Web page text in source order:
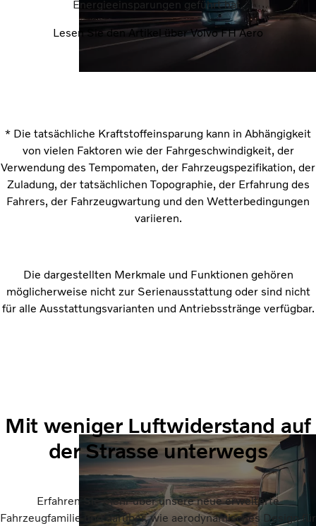
Energieeinsparungen geführt hat.
Lesen Sie den Artikel über Volvo FH Aero
* Die tatsächliche Kraftstoffeinsparung kann in Abhängigkeit
von vielen Faktoren wie der Fahrgeschwindigkeit, der
Verwendung des Tempomaten, der Fahrzeugspezifikation, der
Zuladung, der tatsächlichen Topographie, der Erfahrung des
Fahrers, der Fahrzeugwartung und den Wetterbedingungen
variieren.
Die dargestellten Merkmale und Funktionen gehören
möglicherweise nicht zur Serienausstattung oder sind nicht
für alle Ausstattungsvarianten und Antriebsstränge verfügbar.
Mit weniger Luftwiderstand auf
der Strasse unterwegs
Erfahren Sie mehr über unsere neue erweiterte
Fahrzeugfamilie und darüber, wie aerodynamisches Design für